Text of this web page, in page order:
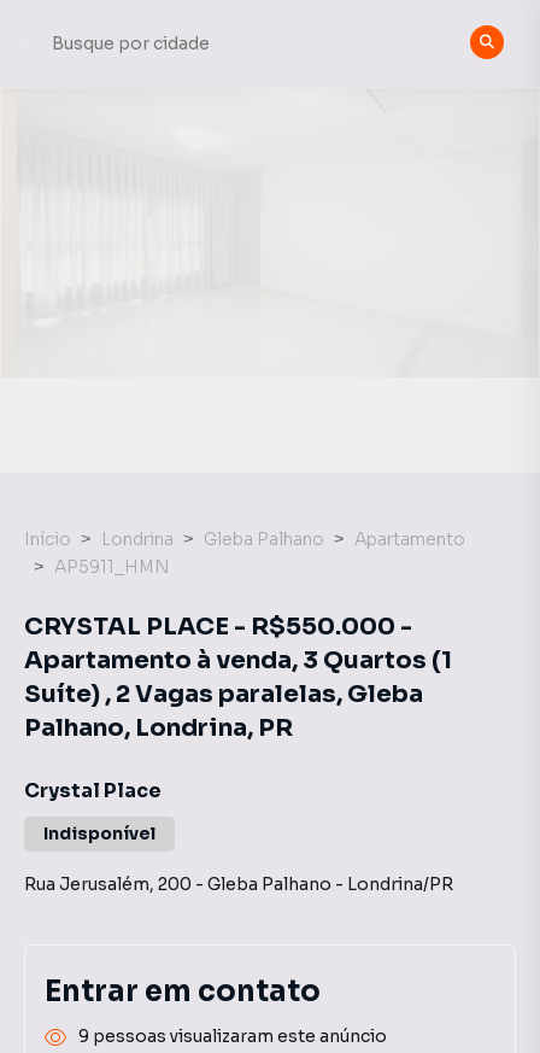
Início Londrina Gleba Palhano
Apartamento
AP5911_HMN
CRYSTAL PLACE - R$550.000 -
Apartamento à venda, 3 Quartos (1
Suíte) , 2 Vagas paralelas, Gleba
Palhano, Londrina, PR
Crystal Place
Indisponível
Rua Jerusalém, 200 - Gleba Palhano - Londrina/PR
Entrar em contato
9 pessoas visualizaram este anúncio